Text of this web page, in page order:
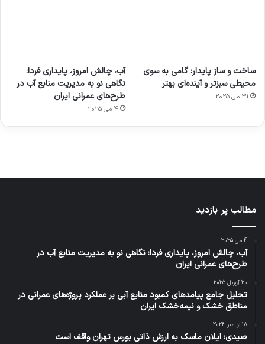
ساخت و ساز پایدار: گامی به سوی
محیطی سبزتر و آینده‌ای بهتر
31 می 2025
آب، چالش امروز، پایداری فردا:
نگاهی نو به مدیریت منابع آب در
طرح‌های عمرانی ایران
4 می 2025
برای
کشف
توسط
ژاکت
مجازی
…
توسط
ساعت
هوشمند
با طعم
توسط
ژاکت
در
های
2023
توسط
مطالب پر بازدید
4 می 2025
آب، چالش امروز، پایداری فردا: نگاهی نو به مدیریت منابع آب در
طرح‌های عمرانی ایران
20 آوریل 2025
تحلیل جامع پیامدهای کمبود منابع آبی بر عملکرد پروژه‌های عمرانی در
مناطق خشک و نیمه‌خشک ایران
18 نوامبر 2024
صیدی: ایلان ماسک به ارزش ذاتی بورس تهران واقف است